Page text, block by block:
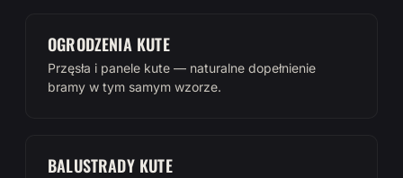
OGRODZENIA KUTE
Przęsła i panele kute — naturalne dopełnienie
bramy w tym samym wzorze.
BALUSTRADY KUTE